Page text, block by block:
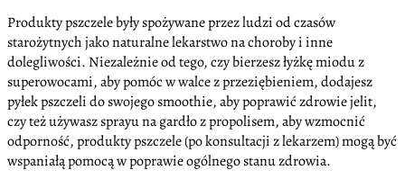
Produkty pszczele były spożywane przez ludzi od czasów
starożytnych jako naturalne lekarstwo na choroby i inne
dolegliwości. Niezależnie od tego, czy bierzesz łyżkę miodu z
superowocami, aby pomóc w walce z przeziębieniem, dodajesz
pyłek pszczeli do swojego smoothie, aby poprawić zdrowie jelit,
czy też używasz sprayu na gardło z propolisem, aby wzmocnić
odporność, produkty pszczele (po konsultacji z lekarzem) mogą być
wspaniałą pomocą w poprawie ogólnego stanu zdrowia.